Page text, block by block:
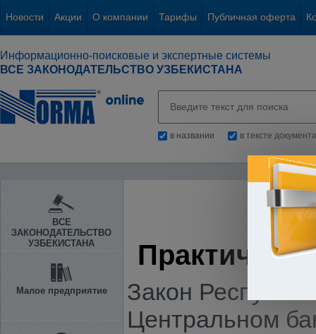
Новости Акции О компании Тарифы Публичная оферта
Информационно-поисковые и экспертные системы
ВСЕ ЗАКОНОДАТЕЛЬСТВО УЗБЕКИСТАНА
в названии в тексте документа
ВСЕ
ЗАКОНОДАТЕЛЬСТВО
УЗБЕКИСТАНА
Малое предприятие
Закон
Центральном